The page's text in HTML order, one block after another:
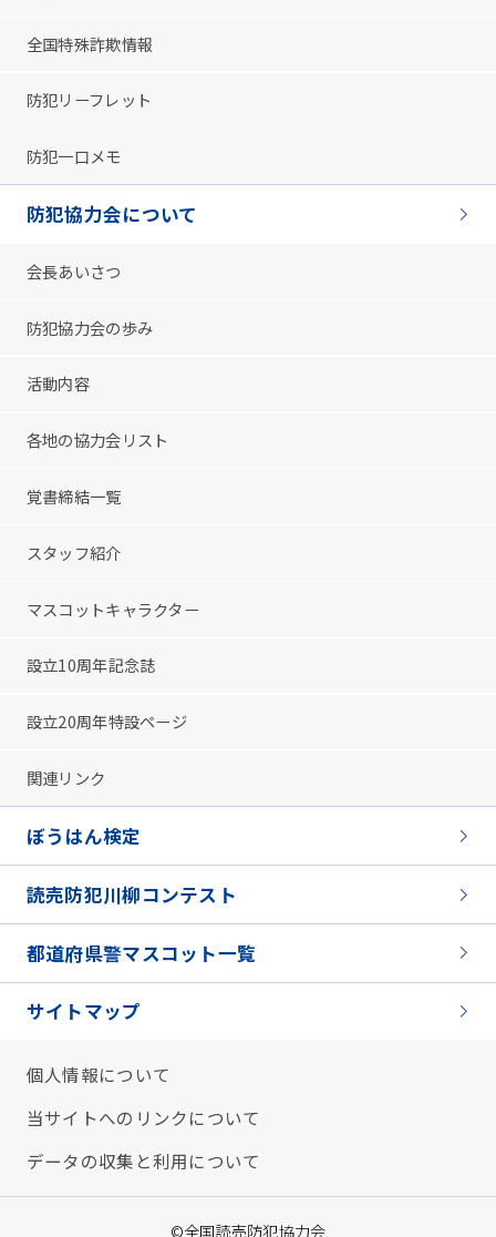
全国特殊詐欺情報
防犯リーフレット
防犯一口メモ
防犯協力会について
会長あいさつ
防犯協力会の歩み
活動内容
各地の協力会リスト
覚書締結一覧
スタッフ紹介
マスコットキャラクター
設立10周年記念誌
設立20周年特設ページ
関連リンク
ぼうはん検定
読売防犯川柳コンテスト
都道府県警マスコット一覧
サイトマップ
個人情報について
当サイトへのリンクについて
データの収集と利用について
©全国読売防犯協力会